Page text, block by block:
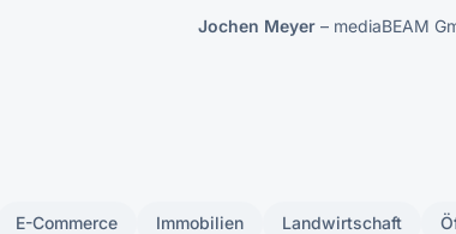
Jochen Meyer – mediaBEAM
E-Commerce Immobilien Landwirtschaft